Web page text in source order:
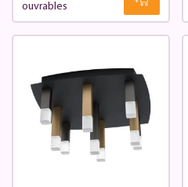
ouvrables